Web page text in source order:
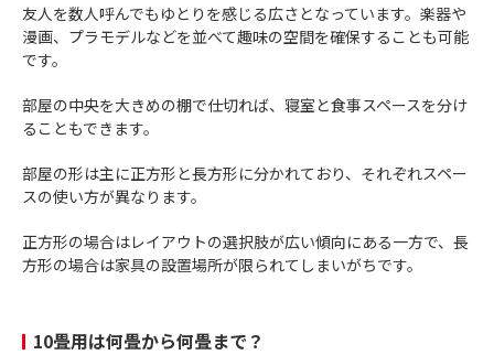
友人を数人呼んでもゆとりを感じる広さとなっています。楽器や
漫画、プラモデルなどを並べて趣味の空間を確保することも可能
です。
部屋の中央を大きめの棚で仕切れば、寝室と食事スペースを分け
ることもできます。
部屋の形は主に正方形と長方形に分かれており、それぞれスペー
スの使い方が異なります。
正方形の場合はレイアウトの選択肢が広い傾向にある一方で、長
方形の場合は家具の設置場所が限られてしまいがちです。
10畳用は何畳から何畳まで？